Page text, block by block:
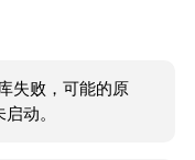
失败，可能的原
动。